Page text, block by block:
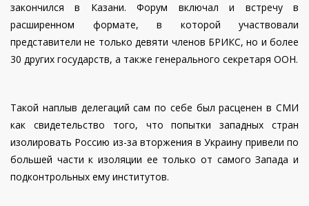
закончился в Казани. Форум включал и встречу в
расширенном формате, в которой участвовали
представители не только девяти членов БРИКС, но и более
30 других государств, а также генерального секретаря ООН.
Такой наплыв делегаций сам по себе был расценен в СМИ
как свидетельство того, что попытки западных стран
изолировать Россию из-за вторжения в Украину привели по
большей части к изоляции ее только от самого Запада и
подконтрольных ему институтов.